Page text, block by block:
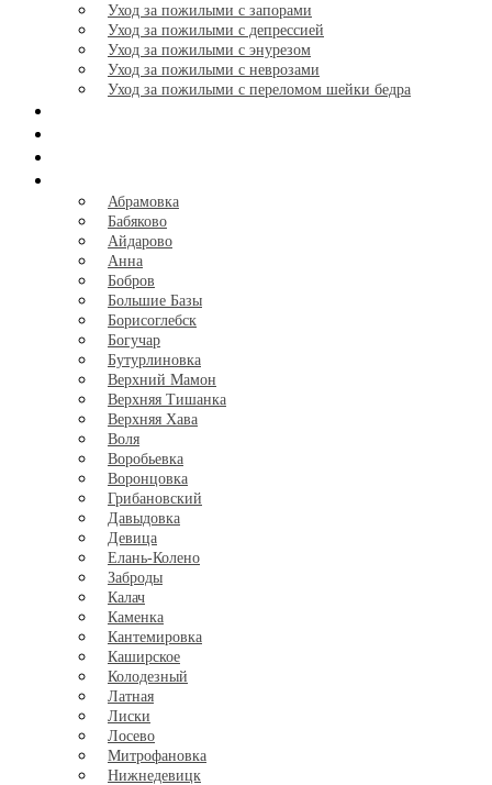
Уход за пожилыми с запорами
Уход за пожилыми с депрессией
Уход за пожилыми с энурезом
Уход за пожилыми с неврозами
Уход за пожилыми с переломом шейки бедра
Абрамовка
Бабяково
Айдарово
Анна
Бобров
Большие Базы
Борисоглебск
Богучар
Бутурлиновка
Верхний Мамон
Верхняя Тишанка
Верхняя Хава
Воля
Воробьевка
Воронцовка
Грибановский
Давыдовка
Девица
Елань-Колено
Заброды
Калач
Каменка
Кантемировка
Каширское
Колодезный
Латная
Лиски
Лосево
Митрофановка
Нижнедевицк